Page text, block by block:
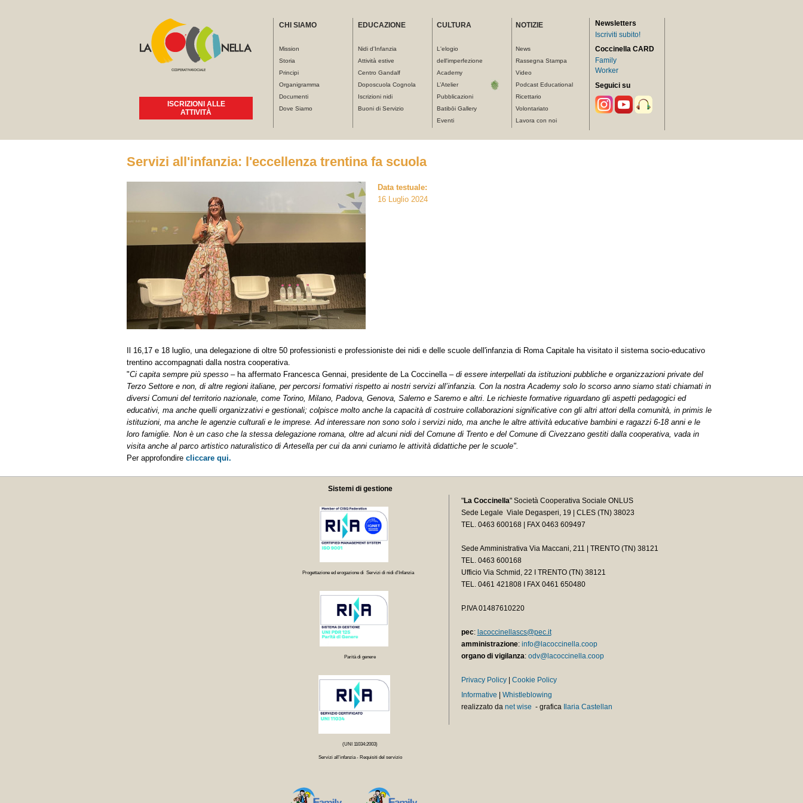
ISCRIZIONI ALLE
ATTIVITÀ
CHI SIAMO
Mission
Storia
Principi
Organigramma
Documenti
Dove Siamo
EDUCAZIONE
Nidi d'Infanzia
Attività estive
Centro Gandalf
Doposcuola Cognola
Iscrizioni nidi
Buoni di Servizio
CULTURA
L'elogio
dell'imperfezione
Academy
L’Atelier
Pubblicazioni
Batibōi Gallery
Eventi
NOTIZIE
News
Rassegna Stampa
Video
Podcast Educational
Ricettario
Volontariato
Lavora con noi
Newsletters
Iscriviti subito!
Coccinella CARD
Family
Worker
Seguici su
Tu sei qui
Servizi all'infanzia: l'eccellenza trentina fa scuola
Data testuale:
16 Luglio 2024
Il 16,17 e 18 luglio, una delegazione di oltre 50 professionisti e professioniste dei nidi e delle scuole dell'infanzia di Roma Capitale ha visitato il sistema socio-educativo
trentino accompagnati dalla nostra cooperativa.
"Ci capita sempre più spesso – ha affermato Francesca Gennai, presidente de La Coccinella – di essere interpellati da istituzioni pubbliche e organizzazioni private del
Terzo Settore e non, di altre regioni italiane, per percorsi formativi rispetto ai nostri servizi all’infanzia. Con la nostra Academy solo lo scorso anno siamo stati chiamati in
diversi Comuni del territorio nazionale, come Torino, Milano, Padova, Genova, Salerno e Saremo e altri. Le richieste formative riguardano gli aspetti pedagogici ed
educativi, ma anche quelli organizzativi e gestionali; colpisce molto anche la capacità di costruire collaborazioni significative con gli altri attori della comunità, in primis le
istituzioni, ma anche le agenzie culturali e le imprese. Ad interessare non sono solo i servizi nido, ma anche le altre attività educative bambini e ragazzi 6-18 anni e le
loro famiglie. Non è un caso che la stessa delegazione romana, oltre ad alcuni nidi del Comune di Trento e del Comune di Civezzano gestiti dalla cooperativa, vada in
visita anche al parco artistico naturalistico di Artesella per cui da anni curiamo le attività didattiche per le scuole".
Per approfondire cliccare qui.
Sistemi di gestione
Progettazione ed erogazione di Servizi di nidi d’Infanzia
Parità di genere
(UNI 11034:2003)
Servizi all'infanzia - Requisiti del servizio
"La Coccinella" Società Cooperativa Sociale ONLUS
Sede Legale Viale Degasperi, 19 | CLES (TN) 38023
TEL. 0463 600168 | FAX 0463 609497
Sede Amministrativa Via Maccani, 211 | TRENTO (TN) 38121
TEL. 0463 600168
Ufficio Via Schmid, 22 I TRENTO (TN) 38121
TEL. 0461 421808 I FAX 0461 650480
P.IVA 01487610220
pec: lacoccinellascs@pec.it
amministrazione: info@lacoccinella.coop
organo di vigilanza: odv@lacoccinella.coop
Privacy Policy| Cookie Policy
Informative
Whistleblowing
realizzato da net wise - grafica Ilaria Castellan